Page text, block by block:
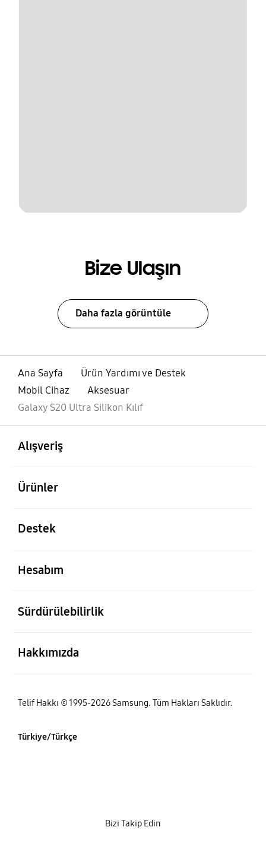
Bize Ulaşın
Daha fazla görüntüle
Ana Sayfa
Ürün Yardımı ve Destek
Mobil Cihaz
Aksesuar
Galaxy S20 Ultra Silikon Kılıf
Alışveriş
Ürünler
Destek
Hesabım
Sürdürülebilirlik
Hakkımızda
Telif Hakkı © 1995-2026 Samsung. Tüm Hakları Saklıdır.
Türkiye/Türkçe
Bizi Takip Edin